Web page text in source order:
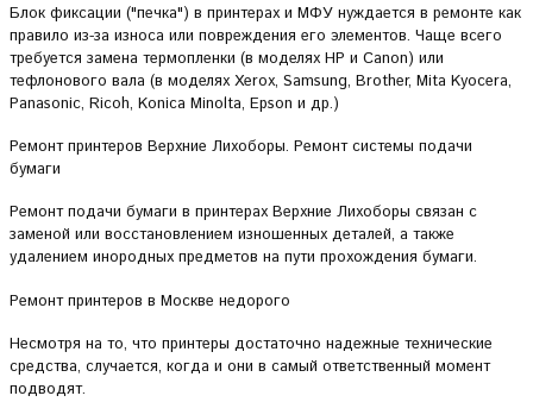
Блок фиксации ("печка") в принтерах и МФУ нуждается в ремонте как
правило из-за износа или повреждения его элементов. Чаще всего
требуется замена термопленки (в моделях HP и Canon) или
тефлонового вала (в моделях Xerox, Samsung, Brother, Mita Kyocera,
Panasonic, Ricoh, Konica Minolta, Epson и др.)
Ремонт принтеров Верхние Лихоборы. Ремонт системы подачи
бумаги
Ремонт подачи бумаги в принтерах Верхние Лихоборы связан с
заменой или восстановлением изношенных деталей, а также
удалением инородных предметов на пути прохождения бумаги.
Ремонт принтеров в Москве недорого
Несмотря на то, что принтеры достаточно надежные технические
средства, случается, когда и они в самый ответственный момент
подводят.